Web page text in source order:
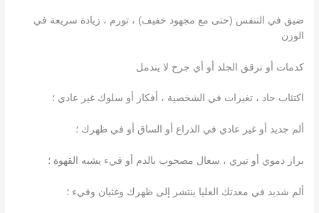
ضيق في التنفس (حتى مع مجهود خفيف) ، تورم ، زيادة سريعة في
الوزن
كدمات أو ترقق الجلد أو أي جرح لا يندمل
اكتئاب حاد ، تغيرات في الشخصية ، أفكار أو سلوك غير عادي ؛
ألم جديد أو غير عادي في الذراع أو الساق أو في ظهرك ؛
براز دموي أو تيري ، سعال مصحوب بالدم أو قيء يشبه القهوة ؛
ألم شديد في معدتك العليا ينتشر إلى ظهرك وغثيان وقيء ؛